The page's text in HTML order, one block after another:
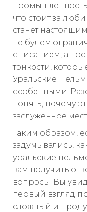
что стоит за
станет
не будем
описанием, а
тонкости,
Уральские
особенными.
понять, почему
заслуженное
Таким образом,
задумывались,
уральские
вам получить
вопросы. Вы
первый взгляд
сложный и